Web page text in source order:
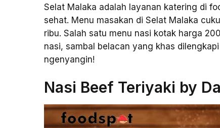
Selat Malaka adalah layanan katering di
sehat. Menu masakan di Selat Malaka
ribu. Salah satu menu nasi kotak harga
nasi, sambal belacan yang khas
ngenyangin!
Nasi Beef Teriyaki by